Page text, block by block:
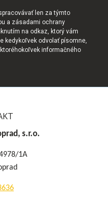
len za týmto
a zásadami ochrany
na odkaz, ktorý vám
kedykoľvek odvolať písomne,
informačného
s.r.o.
1A